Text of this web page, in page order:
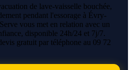
de lave-vaisselle bouchée,
pendant l'essorage à Évry-
vous met en relation avec un
disponible 24h/24 et 7j/7.
gratuit par téléphone au 09 72